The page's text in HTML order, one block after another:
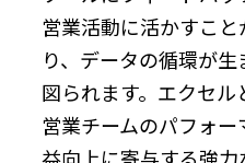
営業活動に活かすこ
り、データの循環が
図られます。エクセル
営業チームのパフォ